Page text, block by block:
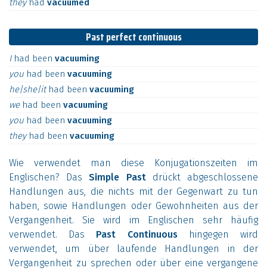
they had vacuumed
Past perfect continuous
I had been vacuuming
you had been vacuuming
he|she|it had been vacuuming
we had been vacuuming
you had been vacuuming
they had been vacuuming
Wie verwendet man diese Konjugationszeiten im
Englischen? DasSimple Pastdrückt abgeschlossene
Handlungen aus, die nichts mit der Gegenwart zu tun
haben, sowie Handlungen oder Gewohnheiten aus der
Vergangenheit. Sie wird im Englischen sehr häufig
verwendet. Das Past Continuoushingegen wird
verwendet, um über laufende Handlungen in der
Vergangenheit zu sprechen oder über eine vergangene